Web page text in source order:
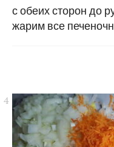
с обеих сторон до
жарим все